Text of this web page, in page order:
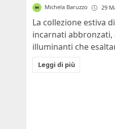
Michela Baruzzo 29
La collezione estiva
incarnati
illuminanti che
Leggi di più